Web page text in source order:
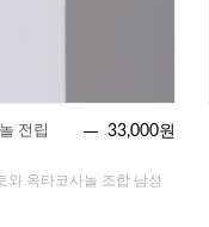
전립 33,000원
와 옥타코사놀 조합 남성